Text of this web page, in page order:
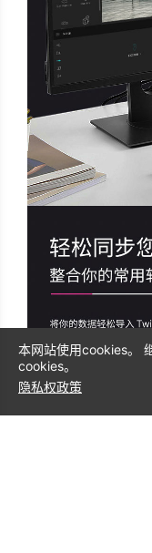
本网站使用cookies。
cookies。
隐私权政策